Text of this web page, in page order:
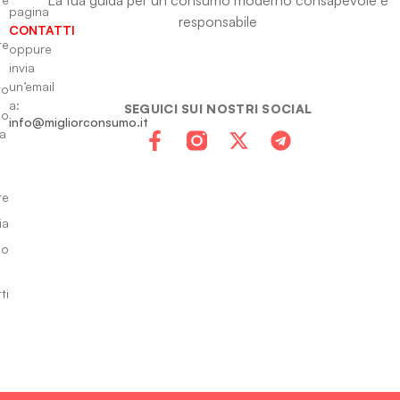
responsabile
SEGUICI SUI NOSTRI SOCIAL
pagina
CONTATTI
oppure
invia
un’email
a:
info@migliorconsumo.it